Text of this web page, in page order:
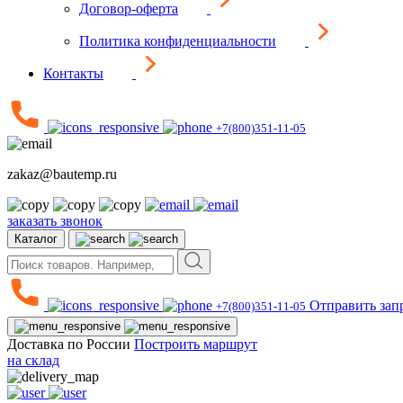
Договор-оферта
Политика конфиденциальности
Контакты
+7(800)351-11-05
zakaz@bautemp.ru
заказать звонок
Каталог
+7(800)351-11-05 Отправить
Доставка по России Построить маршрут
на склад